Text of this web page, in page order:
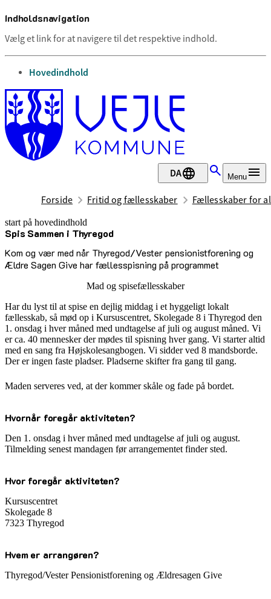
Indholdsnavigation
Vælg et link for at navigere til det respektive indhold.
gå til
Hovedindhold
DA Menu
Forside Fritid og fællesskaber Fællesskaber for
start på hovedindhold
Spis Sammen i Thyregod
Kom og vær med når Thyregod/Vester pensionistforening og
Ældre Sagen Give har fællesspisning på programmet
senest opdateret 9. juli 2026
Mad og spisefællesskaber
Har du lyst til at spise en dejlig middag i et hyggeligt lokalt
fællesskab, så mød op i Kursuscentret, Skolegade 8 i Thyregod den
1. onsdag i hver måned med undtagelse af juli og august måned. Vi
er ca. 40 mennesker der mødes til spisning hver gang. Vi starter altid
med en sang fra Højskolesangbogen. Vi sidder ved 8 mandsborde.
Der er ingen faste pladser. Pladserne skifter fra gang til gang.
Maden serveres ved, at der kommer skåle og fade på bordet.
Hvornår foregår aktiviteten?
Den 1. onsdag i hver måned med undtagelse af juli og august.
Tilmelding senest mandagen før arrangementet finder sted.
Hvor foregår aktiviteten?
Kursuscentret
Skolegade 8
7323 Thyregod
Hvem er arrangøren?
Thyregod/Vester Pensionistforening og Ældresagen Give